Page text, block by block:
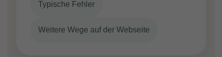
Typische Fehler
Weitere Wege auf der Webseite